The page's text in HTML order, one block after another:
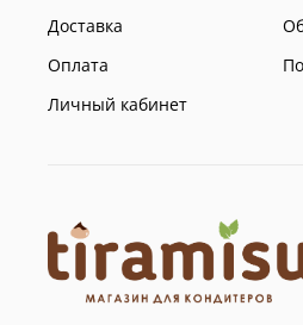
Доставка
Оплата
Личный кабинет